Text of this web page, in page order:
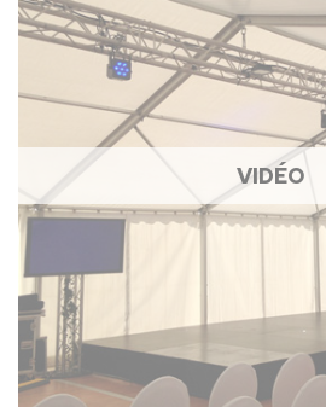
VIDÉO